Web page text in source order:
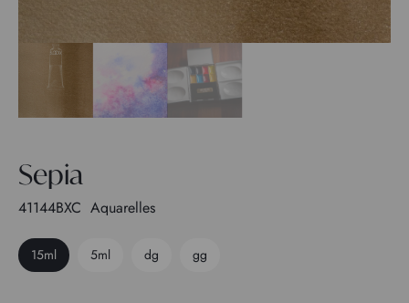
Sepia
41144BXC Aquarelles
15ml 5ml dg gg